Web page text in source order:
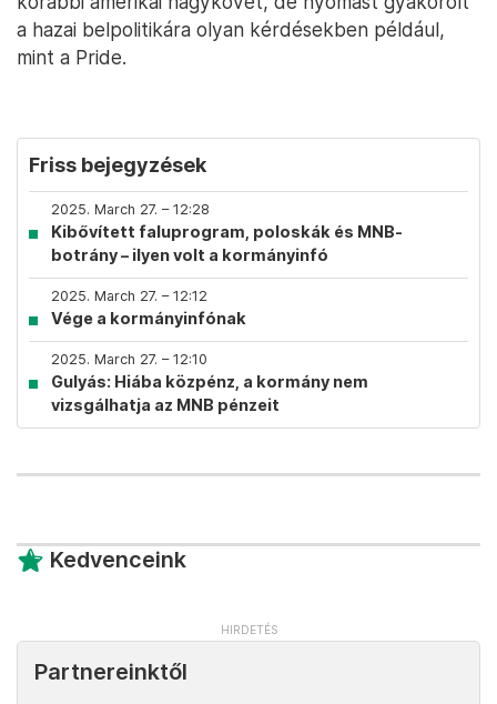
a hazai belpolitikára olyan kérdésekben például,
mint a Pride.
Friss bejegyzések
2025. March 27. – 12:28
Kibővített faluprogram, poloskák és MNB-
botrány – ilyen volt a kormányinfó
2025. March 27. – 12:12
Vége a kormányinfónak
2025. March 27. – 12:10
Gulyás: Hiába közpénz, a kormány nem
vizsgálhatja az MNB pénzeit
Kedvenceink
Partnereinktől